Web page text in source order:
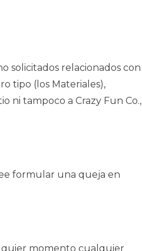
solicitados relacionados con
tipo (los Materiales),
ni tampoco a Crazy Fun Co.,
formular una queja en
momento cualquier